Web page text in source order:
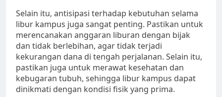
Selain itu, antisipasi terhadap kebutuhan selama
libur kampus juga sangat penting. Pastikan untuk
merencanakan anggaran liburan dengan bijak
dan tidak berlebihan, agar tidak terjadi
kekurangan dana di tengah perjalanan. Selain itu,
pastikan juga untuk merawat kesehatan dan
kebugaran tubuh, sehingga libur kampus dapat
dinikmati dengan kondisi fisik yang prima.